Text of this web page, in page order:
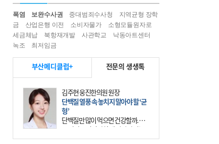
폭염 보완수사권 중대범죄수사청
지역균형 장학
금
산업은행 이전 소비자물가
소형모듈원자로
세금체납
북항재개발 사관학교
낙동아트센터
녹조
최저임금
부산메디클럽+ 전문의 생생톡
김주현 웅진한의원 원장
단백질 열풍 속 놓치지 말아야 할 ‘균
형’
단백질만 많이 먹으면 건강할까. 요
즘 건강을 이야기할 때 빠지지 않는
키워드가 단백질이다. 헬스장을 다니